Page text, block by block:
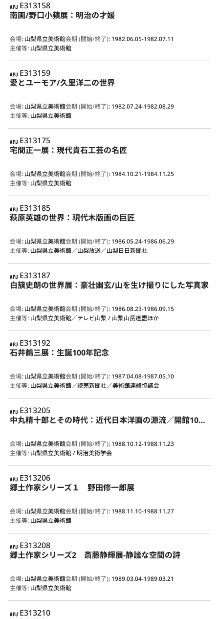
APJ
E313158
南画/野口小蘋展：明治の才媛
会場: 山梨県立美術館会期 (開始/終了): 1982.06.05-1982.07.11
主催等: 山梨県立美術館
APJ
E313159
愛とユーモア/久里洋二の世界
会場: 山梨県立美術館会期 (開始/終了): 1982.07.24-1982.08.29
主催等: 山梨県立美術館
APJ
E313175
宅間正一展：現代貴石工芸の名匠
会場: 山梨県立美術館会期 (開始/終了): 1984.10.21-1984.11.25
主催等: 山梨県立美術館
APJ
E313185
萩原英雄の世界：現代木版画の巨匠
会場: 山梨県立美術館会期 (開始/終了): 1986.05.24-1986.06.29
主催等: 山梨県立美術館／山梨放送／山梨日日新聞社
APJ
E313187
白簱史朗の世界展：豪壮幽玄/山を生け撮りにした写真家
会場: 山梨県立美術館会期 (開始/終了): 1986.08.23-1986.09.15
主催等: 山梨県立美術館／テレビ山梨 / 山梨山岳連盟ほか
APJ
E313192
石井鶴三展：生誕100年記念
会場: 山梨県立美術館会期 (開始/終了): 1987.04.08-1987.05.10
主催等: 山梨県立美術館／読売新聞社／美術館連絡協議会
APJ
E313205
中丸精十郎とその時代：近代日本洋画の源流／開館10周年記念特別展
会場: 山梨県立美術館会期 (開始/終了): 1988.10.12-1988.11.23
主催等: 山梨県立美術館 / 明治美術学会
APJ
E313206
郷土作家シリーズ１ 野田修一郎展
会場: 山梨県立美術館会期 (開始/終了): 1988.11.10-1988.11.27
主催等: 山梨県立美術館
APJ
E313208
郷土作家シリーズ2 斎藤静輝展-静謐な空間の詩
会場: 山梨県立美術館会期 (開始/終了): 1989.03.04-1989.03.21
主催等: 山梨県立美術館
APJ
E313210